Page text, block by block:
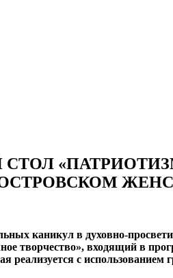
СТОЛ
каникул в духовно-
творчество», входящий в
реализуется с